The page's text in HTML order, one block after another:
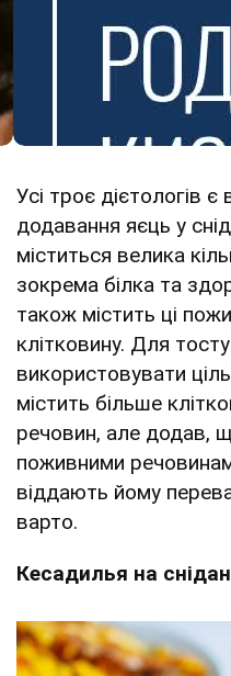
Усі троє дієтологів
додавання яєць у
міститься велика
зокрема білка та
також містить ці
клітковину. Для
використовувати
містить більше
речовин, але додав,
поживними
віддають йому
варто.
Кесадилья на